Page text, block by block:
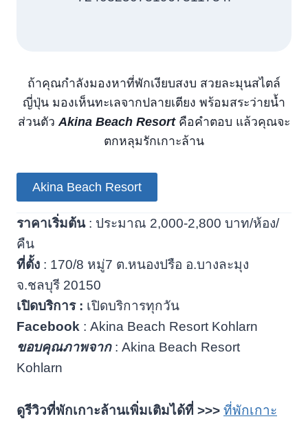
ถ้าคุณกำลังมองหาที่พักเงียบสงบ สวยละมุนสไตล์
ญี่ปุ่น มองเห็นทะเลจากปลายเตียง พร้อมสระว่ายน้ำ
ส่วนตัวAkina Beach Resortคือคำตอบ แล้วคุณจะ
ตกหลุมรักเกาะล้าน
Akina Beach Resort
ราคาเริ่มต้น: ประมาณ 2,000-2,800 บาท/ห้อง/
คืน
ที่ตั้ง : 170/8 หมู่7 ต.หนองปรือ อ.บางละมุง
จ.ชลบุรี 20150
เปิดบริการ : เปิดบริการทุกวัน
Facebook : Akina Beach Resort Kohlarn
ขอบคุณภาพจาก: Akina Beach Resort
Kohlarn
ดูรีวิวที่พักเกาะล้านเพิ่มเติมได้ที่ >>> ที่พักเกาะ